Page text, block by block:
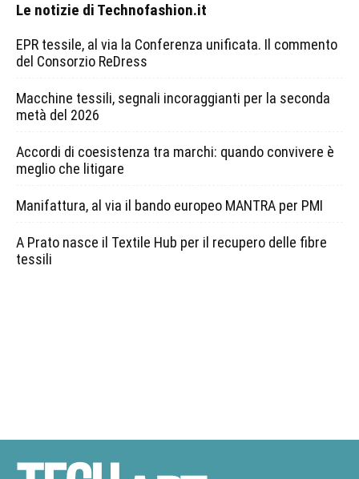
Le notizie di Technofashion.it
EPR tessile, al via la Conferenza unificata. Il commento
del Consorzio ReDress
Macchine tessili, segnali incoraggianti per la seconda
metà del 2026
Accordi di coesistenza tra marchi: quando convivere è
meglio che litigare
Manifattura, al via il bando europeo MANTRA per PMI
A Prato nasce il Textile Hub per il recupero delle fibre
tessili